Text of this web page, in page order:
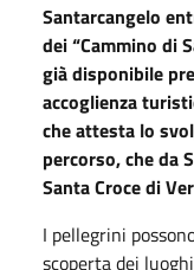
Santarcangelo
dei “Cammino di
già disponibile
accoglienza
che attesta lo
percorso, che da
Santa Croce di
I pellegrini
scoperta dei